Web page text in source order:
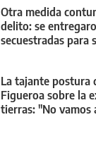
Otra medida
delito: se
secuestradas para
La tajante postura
Figueroa sobre la
tierras: "No vamos